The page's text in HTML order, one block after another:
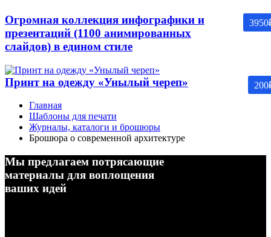
3950
Огромная коллекция инфографики и
презентаций (1100 анимированных
слайдов) в едином стиле
200
Принт на одежду «Унылый череп»
Главная
Шаблоны для печати
Журналы, каталоги и брошюры
Брошюра о современной архитектуре
Мы предлагаем потрясающие
материалы для воплощения
ваших идей